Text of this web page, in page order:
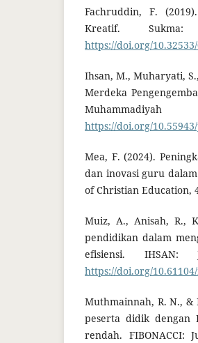
Fachruddin, F.
Kreatif.
https://doi.org/
Ihsan, M., Muharyati,
Merdeka
https://doi.org/
Mea, F. (2024).
dan inovasi guru
of Christian Education,
Muiz, A., Anisah, R.,
pendidikan dalam
efisiensi. IHSAN:
https://doi.org/
Muthmainnah, R. N., &
peserta didik dengan
rendah. FIBONACCI: